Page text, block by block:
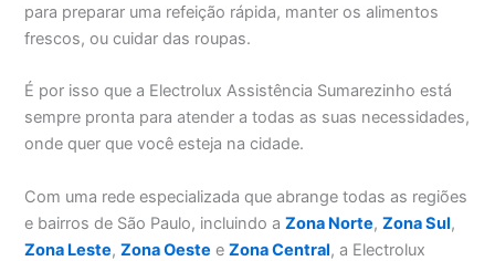
para preparar uma refeição rápida, manter os alimentos
frescos, ou cuidar das roupas.
É por isso que a Electrolux Assistência Sumarezinho está
sempre pronta para atender a todas as suas necessidades,
onde quer que você esteja na cidade.
Com uma rede especializada que abrange todas as regiões
e bairros de São Paulo, incluindo aZona Norte,Zona Sul,
Zona Leste,Zona Oeste eZona Central, a Electrolux